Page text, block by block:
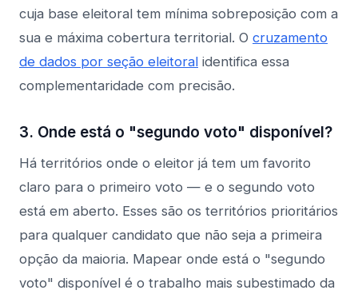
cuja base eleitoral tem mínima sobreposição com a
sua e máxima cobertura territorial. O cruzamento
de dados por seção eleitoral identifica essa
complementaridade com precisão.
3. Onde está o "segundo voto" disponível?
Há territórios onde o eleitor já tem um favorito
claro para o primeiro voto — e o segundo voto
está em aberto. Esses são os territórios prioritários
para qualquer candidato que não seja a primeira
opção da maioria. Mapear onde está o "segundo
voto" disponível é o trabalho mais subestimado da